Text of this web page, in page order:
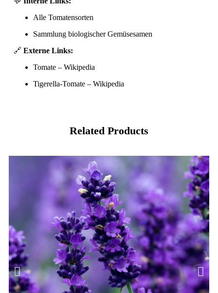
Alle Tomatensorten
Sammlung biologischer Gemüsesamen
🔗 Externe Links:
Tomate – Wikipedia
Tigerella-Tomate – Wikipedia
Related Products